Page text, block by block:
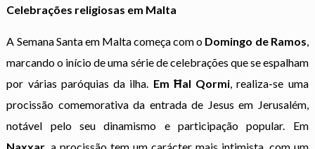
Celebrações religiosas em Malta
A Semana Santa em Malta começa com o Domingo de Ramos,
marcando o início de uma série de celebrações que se espalham
por várias paróquias da ilha. Em Ħal Qormi, realiza-se uma
procissão comemorativa da entrada de Jesus em Jerusalém,
notável pelo seu dinamismo e participação popular. Em